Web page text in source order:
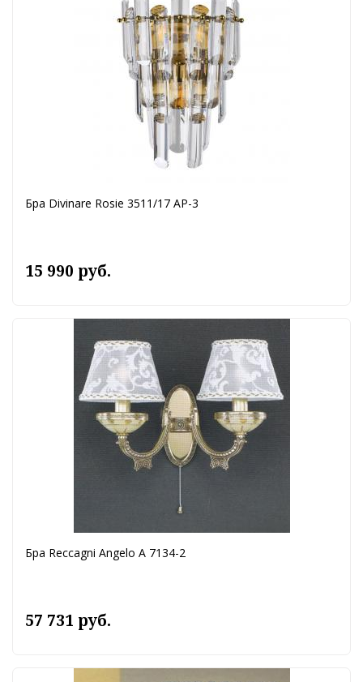
Бра Divinare Rosie 3511/17 AP-3
15 990 руб.
Бра Reccagni Angelo A 7134-2
57 731 руб.